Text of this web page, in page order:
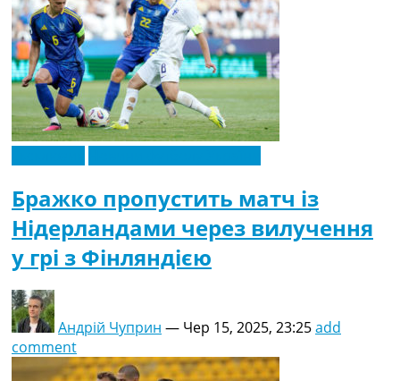
Бражко пропустить матч із
Нідерландами через вилучення
у грі з Фінляндією
Андрій Чуприн — Чер 15, 2025, 23:25add
comment